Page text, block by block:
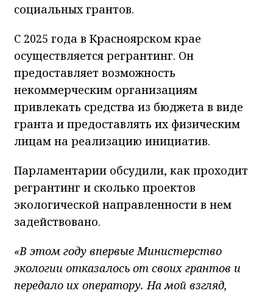
социальных грантов.
С 2025 года в Красноярском крае
осуществляется регрантинг. Он
предоставляет возможность
некоммерческим организациям
привлекать средства из бюджета в виде
гранта и предоставлять их физическим
лицам на реализацию инициатив.
Парламентарии обсудили, как проходит
регрантинг и сколько проектов
экологической направленности в нем
задействовано.
«В этом году впервые Министерство
экологии отказалось от своих грантов и
передало их оператору. На мой взгляд,